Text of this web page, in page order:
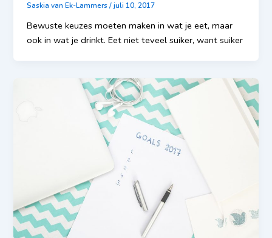
Saskia van Ek-Lammers/juli 10, 2017
Bewuste keuzes moeten maken in wat je eet, maar
ook in wat je drinkt. Eet niet teveel suiker, want suiker